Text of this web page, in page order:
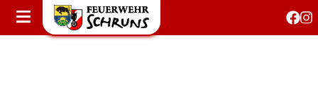
STARTSEITE
AKTUELLES